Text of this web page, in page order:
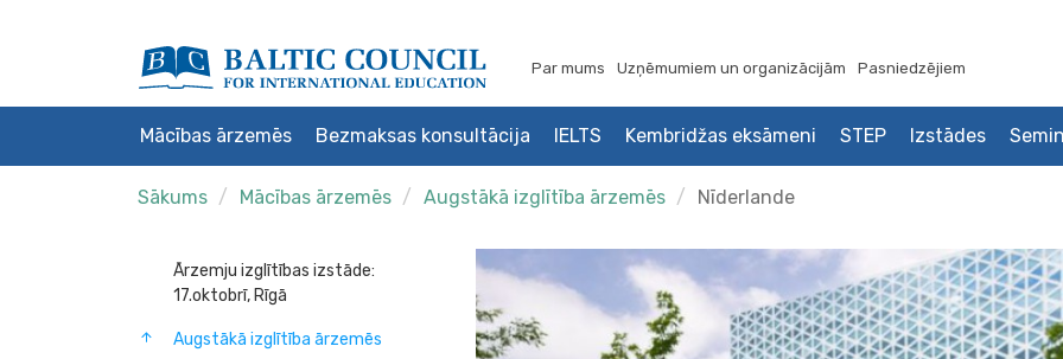
Par mums Uzņēmumiem un organizācijām Pasniedzējiem
Mācības ārzemēs Bezmaksas konsultācija IELTS Kembridžas eksāmeni STEP Izstādes
Sākums Mācības ārzemēs Augstākā izglītība ārzemēs Nīderlande
Ārzemju izglītības izstāde:
17.oktobrī, Rīgā
Augstākā izglītība ārzemēs